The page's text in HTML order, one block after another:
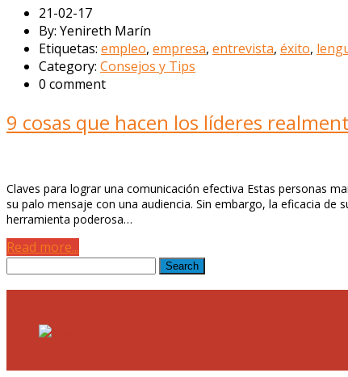
21-02-17
By: Yenireth Marín
Etiquetas: empleo, empresa, entrevista, éxito,
Category: Consejos y Tips
0 comment
9 cosas que hacen los líderes
Claves para lograr una comunicación efectiva Estas personas
su palo mensaje con una audiencia. Sin embargo, la eficacia
herramienta poderosa…
Read more...